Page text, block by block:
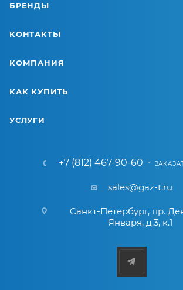
БРЕНДЫ
КОНТАКТЫ
КОМПАНИЯ
КАК КУПИТЬ
УСЛУГИ
+7 (812) 467-90-60
sales@gaz-t.ru
Санкт-Петербург, пр.
Января, д.3, к.1